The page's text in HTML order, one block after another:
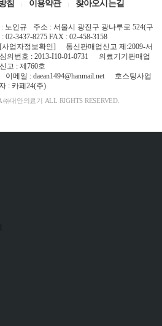
침 이용약관 찾아오시는길
노인규
주소 : 서울시 광진구 광나루로 524(구
: 02-3437-8275 FAX : 02-458-3158
[사업자정보확인]
통신판매업신고 제:2009-서
의번호 : 2013-I10-01-0731
의료기기판매업
신고 : 제760호
이메일 : daean1494@hanmail.net
호스팅사업
자 : 카페24(주)
㈜대안의료기 ALL RIGHTS RESERVED.